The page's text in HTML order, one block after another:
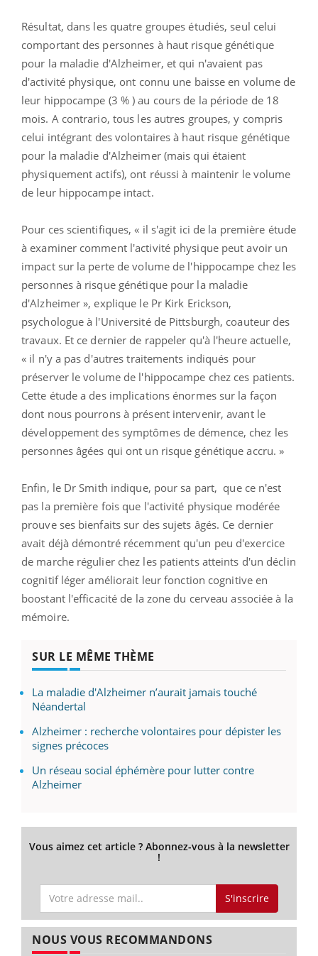
Résultat, dans les quatre groupes étudiés, seul celui
comportant des personnes à haut risque génétique
pour la maladie d'Alzheimer, et qui n'avaient pas
d'activité physique, ont connu une baisse en volume de
leur hippocampe (3 % ) au cours de la période de 18
mois. A contrario, tous les autres groupes, y compris
celui intégrant des volontaires à haut risque génétique
pour la maladie d'Alzheimer (mais qui étaient
physiquement actifs), ont réussi à maintenir le volume
de leur hippocampe intact.
Pour ces scientifiques, « il s'agit ici de la première étude
à examiner comment l'activité physique peut avoir un
impact sur la perte de volume de l'hippocampe chez les
personnes à risque génétique pour la maladie
d'Alzheimer », explique le Pr Kirk Erickson,
psychologue à l'Université de Pittsburgh, coauteur des
travaux. Et ce dernier de rappeler qu'à l'heure actuelle,
« il n'y a pas d'autres traitements indiqués pour
préserver le volume de l'hippocampe chez ces patients.
Cette étude a des implications énormes sur la façon
dont nous pourrons à présent intervenir, avant le
développement des symptômes de démence, chez les
personnes âgées qui ont un risque génétique accru. »
Enfin, le Dr Smith indique, pour sa part, que ce n'est
pas la première fois que l'activité physique modérée
prouve ses bienfaits sur des sujets âgés. Ce dernier
avait déjà démontré récemment qu'un peu d'exercice
de marche régulier chez les patients atteints d'un déclin
cognitif léger améliorait leur fonction cognitive en
boostant l'efficacité de la zone du cerveau associée à la
mémoire.
SUR LE MÊME THÈME
La maladie d'Alzheimer n’aurait jamais touché
Néandertal
Alzheimer : recherche volontaires pour dépister les
signes précoces
Un réseau social éphémère pour lutter contre
Alzheimer
Vous aimez cet article ? Abonnez-vous à la newsletter
!
S'inscrire
NOUS VOUS RECOMMANDONS